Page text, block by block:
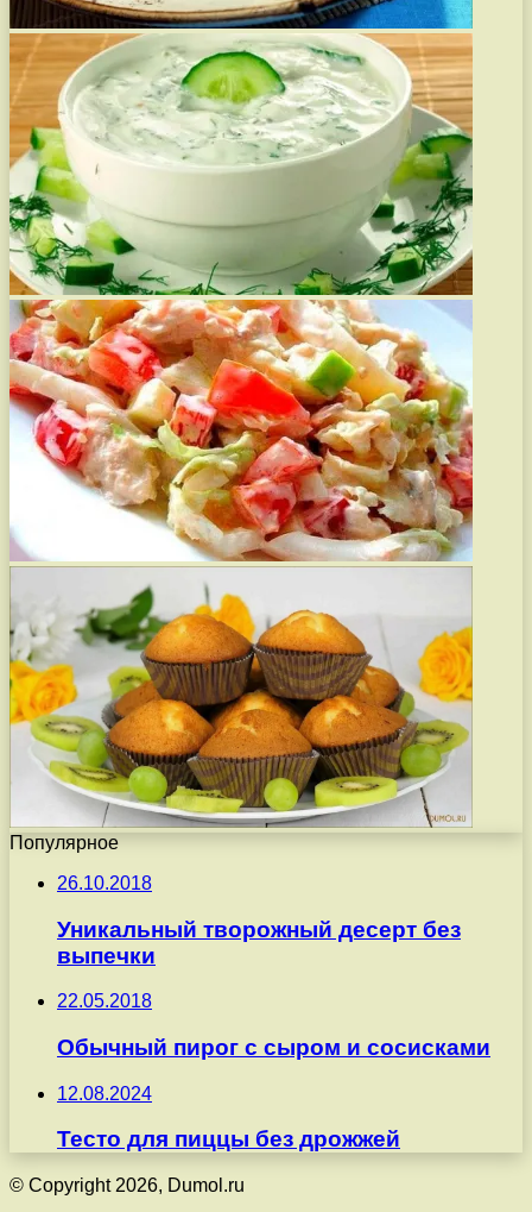
Популярное
26.10.2018
Уникальный творожный десерт без
выпечки
22.05.2018
Обычный пирог с сыром и сосисками
12.08.2024
Тесто для пиццы без дрожжей
© Copyright 2026, Dumol.ru